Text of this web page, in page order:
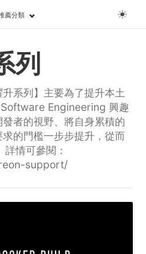
薦分類
列
系列】主要為了提升本土
Engineering 興趣
者的視野、將自身累積的
的門檻一步步提升，從而
情可參閱：
support/